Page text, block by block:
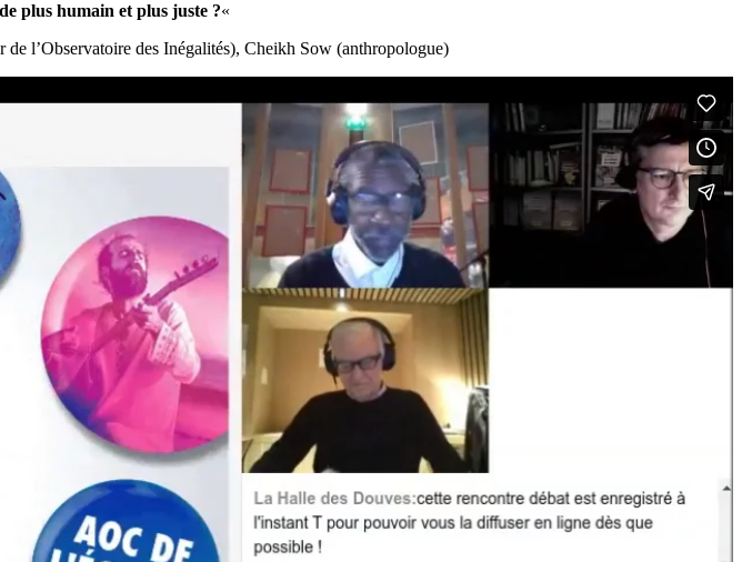
plus humain et plus juste ?«
l’Observatoire des Inégalités), Cheikh Sow (anthropologue)